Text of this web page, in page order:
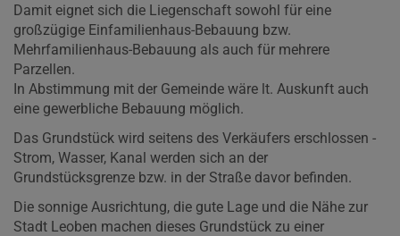
Damit eignet sich die Liegenschaft sowohl für eine
großzügige Einfamilienhaus-Bebauung bzw.
Mehrfamilienhaus-Bebauung als auch für mehrere
Parzellen.
In Abstimmung mit der Gemeinde wäre lt. Auskunft auch
eine gewerbliche Bebauung möglich.
Das Grundstück wird seitens des Verkäufers erschlossen -
Strom, Wasser, Kanal werden sich an der
Grundstücksgrenze bzw. in der Straße davor befinden.
Die sonnige Ausrichtung, die gute Lage und die Nähe zur
Stadt Leoben machen dieses Grundstück zu einer